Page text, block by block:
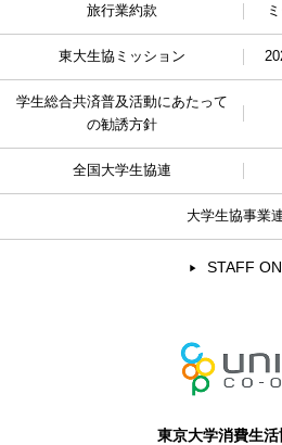
旅行業約款
東大生協ミッション
学生総合共済普及活動にあたって
の勧誘方針
全国大学生協連
大学生協事業
STAFF
東京大学消費生